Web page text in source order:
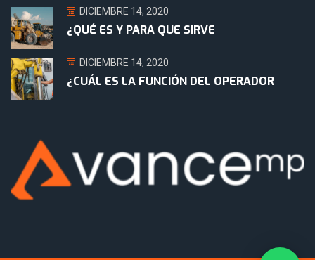
DICIEMBRE 14, 2020
¿QUÉ ES Y PARA QUE SIRVE
DICIEMBRE 14, 2020
¿CUÁL ES LA FUNCIÓN DEL OPERADOR